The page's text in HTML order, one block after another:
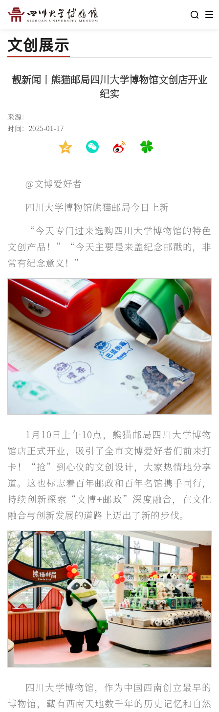
文创展示
靓新闻丨熊猫邮局四川大学博物馆文创店开业
纪实
来源：
时间：2025-01-17
@文博爱好者
四川大学博物馆熊猫邮局今日上新
“今天专门过来选购四川大学博物馆的特色
文创产品！”“今天主要是来盖纪念邮戳的，非
常有纪念意义！”
1月10日上午10点，熊猫邮局四川大学博物
馆店正式开业，吸引了全市文博爱好者们前来打
卡！“抢”到心仪的文创设计，大家热情地分享
道。这也标志着百年邮政和百年名馆携手同行，
持续创新探索“文博+邮政”深度融合，在文化
融合与创新发展的道路上迈出了新的步伐。
四川大学博物馆，作为中国西南创立最早的
博物馆，藏有西南天地数千年的历史记忆和自然